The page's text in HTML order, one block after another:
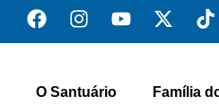
O Santuário Família